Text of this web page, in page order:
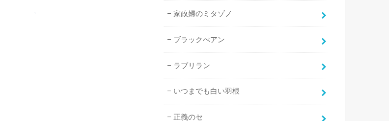
家政婦のミタゾノ
ブラックぺアン
ラブリラン
いつまでも白い羽根
正義のセ